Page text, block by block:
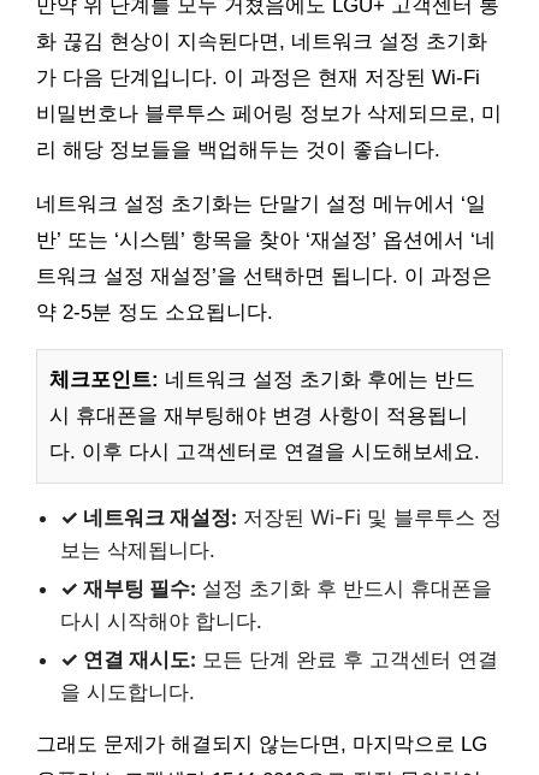
만약 위 단계를 모두 거쳤음에도 LGU+ 고객센터 통
화 끊김 현상이 지속된다면, 네트워크 설정 초기화
가 다음 단계입니다. 이 과정은 현재 저장된 Wi-Fi
비밀번호나 블루투스 페어링 정보가 삭제되므로, 미
리 해당 정보들을 백업해두는 것이 좋습니다.
네트워크 설정 초기화는 단말기 설정 메뉴에서 ‘일
반’ 또는 ‘시스템’ 항목을 찾아 ‘재설정’ 옵션에서 ‘네
트워크 설정 재설정’을 선택하면 됩니다. 이 과정은
약 2-5분 정도 소요됩니다.
체크포인트: 네트워크 설정 초기화 후에는 반드
시 휴대폰을 재부팅해야 변경 사항이 적용됩니
다. 이후 다시 고객센터로 연결을 시도해보세요.
✓ 네트워크 재설정: 저장된 Wi-Fi 및 블루투스 정
보는 삭제됩니다.
✓ 재부팅 필수: 설정 초기화 후 반드시 휴대폰을
다시 시작해야 합니다.
✓ 연결 재시도: 모든 단계 완료 후 고객센터 연결
을 시도합니다.
그래도 문제가 해결되지 않는다면, 마지막으로 LG